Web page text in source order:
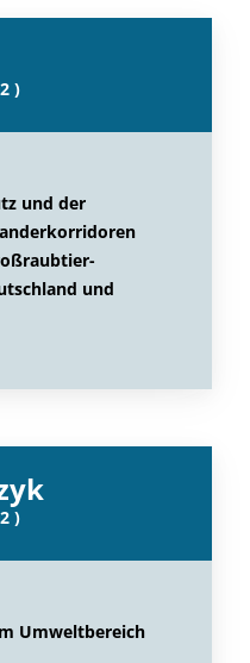
)
und der
und
)
Umweltbereich